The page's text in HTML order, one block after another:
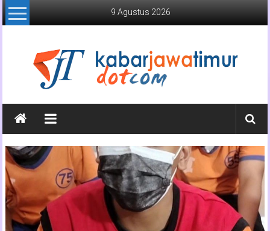
Lompat
ke
9 Agustus 2026
Kabar
Jawa
Timur
Media
Online
Jawa
Timur